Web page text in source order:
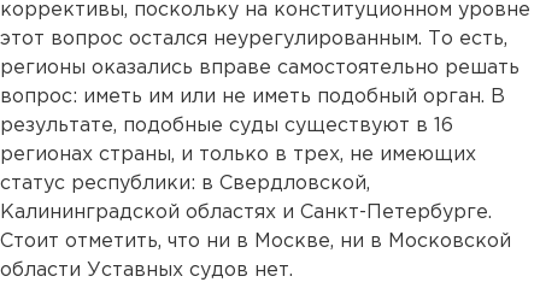
коррективы, поскольку на конституционном уровне
этот вопрос остался неурегулированным. То есть,
регионы оказались вправе самостоятельно решать
вопрос: иметь им или не иметь подобный орган. В
результате, подобные суды существуют в 16
регионах страны, и только в трех, не имеющих
статус республики: в Свердловской,
Калининградской областях и Санкт-Петербурге.
Стоит отметить, что ни в Москве, ни в Московской
области Уставных судов нет.